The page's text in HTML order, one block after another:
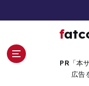
fatcowgames.n
PR「本
広告